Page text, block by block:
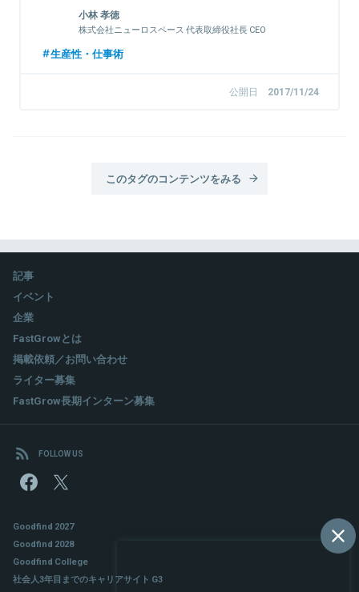
小林 孝徳
株式会社ニューロスペース 代表取締役社長 CEO
生産性・仕事術
公開日 2017/11/24
このタグのコンテンツをみる
記事
イベント
企業
FastGrowとは
掲載依頼／お問い合わせ
ライター募集
FastGrow長期インターン募集
FOLLOW US
Goodfind 2027
Goodfind 2028
Goodfind College
社会人3年目までのキャリアサイト G3